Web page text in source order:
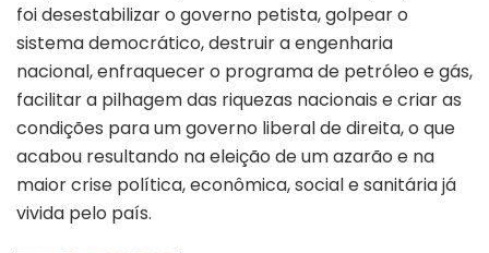
foi desestabilizar o governo petista, golpear o
sistema democrático, destruir a engenharia
nacional, enfraquecer o programa de petróleo e gás,
facilitar a pilhagem das riquezas nacionais e criar as
condições para um governo liberal de direita, o que
acabou resultando na eleição de um azarão e na
maior crise política, econômica, social e sanitária já
vivida pelo país.